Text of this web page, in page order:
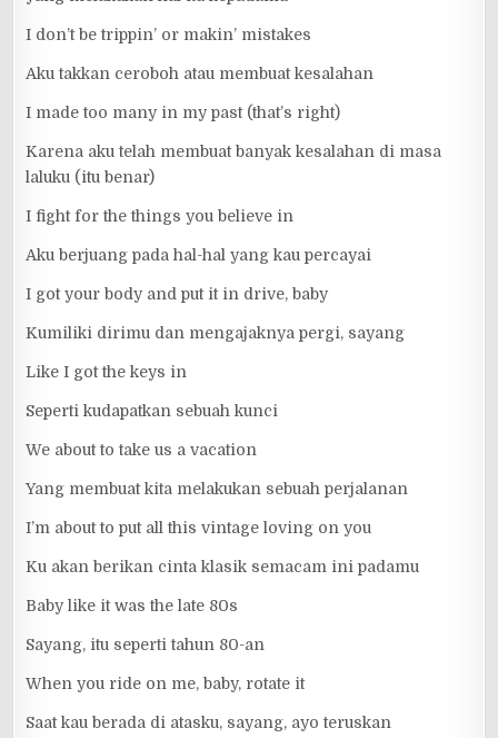
I don’t be trippin’ or makin’ mistakes
Aku takkan ceroboh atau membuat kesalahan
I made too many in my past (that’s right)
Karena aku telah membuat banyak kesalahan di masa
laluku (itu benar)
I fight for the things you believe in
Aku berjuang pada hal-hal yang kau percayai
I got your body and put it in drive, baby
Kumiliki dirimu dan mengajaknya pergi, sayang
Like I got the keys in
Seperti kudapatkan sebuah kunci
We about to take us a vacation
Yang membuat kita melakukan sebuah perjalanan
I’m about to put all this vintage loving on you
Ku akan berikan cinta klasik semacam ini padamu
Baby like it was the late 80s
Sayang, itu seperti tahun 80-an
When you ride on me, baby, rotate it
Saat kau berada di atasku, sayang, ayo teruskan